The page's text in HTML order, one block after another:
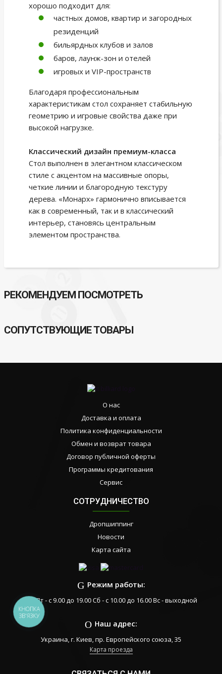
хорошо подходит для:
частных домов, квартир и загородных
резиденций
бильярдных клубов и залов
баров, лаунж-зон и отелей
игровых и VIP-пространств
Благодаря профессиональным
характеристикам стол сохраняет стабильную
геометрию и игровые свойства даже при
высокой нагрузке.
Классический дизайн премиум-класса
Стол выполнен в элегантном классическом
стиле с акцентом на массивные опоры,
четкие линии и благородную текстуру
дерева. «Монарх» гармонично вписывается
как в современный, так и в классический
интерьер, становясь центральным
элементом пространства.
РЕКОМЕНДУЕМ ПОСМОТРЕТЬ
СОПУТСТВУЮЩИЕ ТОВАРЫ
О нас
Доставка и оплата
Политика конфиденциальности
Обмен и возврат товара
Договор публичной оферты
Программы кредитования
Сервис
СОТРУДНИЧЕСТВО
Дропшиппинг
Новости
Карта сайта
Режим работы:
Пн-Пт - с 9.00 до 19.00 Сб - с 10.00 до 16.00 Вс - выходной
Наш адрес:
Украина, г. Киев, пр. Европейского союза, 35
Карта проезда
КНОПКА
ЗВ'ЯЗКУ